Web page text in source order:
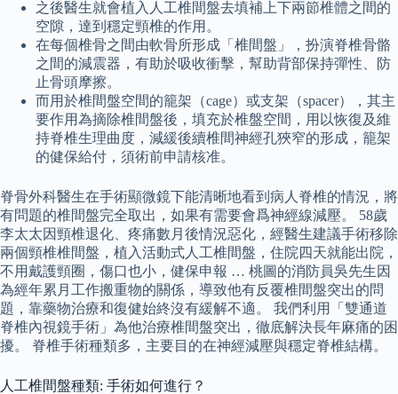
之後醫生就會植入人工椎間盤去填補上下兩節椎體之間的
空隙，達到穩定頸椎的作用。
在每個椎骨之間由軟骨所形成「椎間盤」，扮演脊椎骨骼
之間的減震器，有助於吸收衝擊，幫助背部保持彈性、防
止骨頭摩擦。
而用於椎間盤空間的籠架（cage）或支架（spacer），其主
要作用為摘除椎間盤後，填充於椎盤空間，用以恢復及維
持脊椎生理曲度，減緩後續椎間神經孔狹窄的形成，籠架
的健保給付，須術前申請核准。
脊骨外科醫生在手術顯微鏡下能清晰地看到病人脊椎的情況，將
有問題的椎間盤完全取出，如果有需要會爲神經線減壓。 58歲
李太太因頸椎退化、疼痛數月後情況惡化，經醫生建議手術移除
兩個頸椎椎間盤，植入活動式人工椎間盤，住院四天就能出院，
不用戴護頸圈，傷口也小，健保申報 … 桃圖的消防員吳先生因
為經年累月工作搬重物的關係，導致他有反覆椎間盤突出的問
題，靠藥物治療和復健始終沒有緩解不適。 我們利用「雙通道
脊椎內視鏡手術」為他治療椎間盤突出，徹底解決長年麻痛的困
擾。 脊椎手術種類多，主要目的在神經減壓與穩定脊椎結構。
人工椎間盤種類: 手術如何進行？